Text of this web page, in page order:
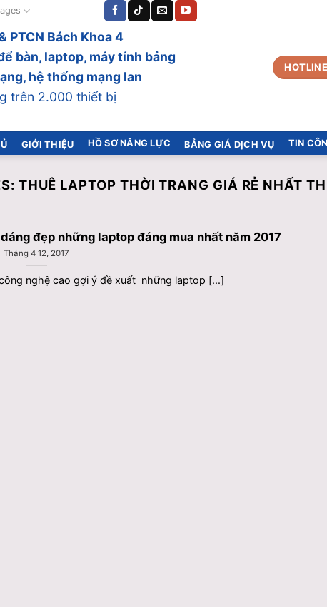
PTCN Bách Khoa 4
bàn, laptop, máy tính bảng
hệ thống mạng lan
trên 2.000 thiết bị
GIỚI THIỆU HỒ SƠ NĂNG LỰC BẢNG GIÁ DỊCH VỤ TIN
THUÊ LAPTOP THỜI TRANG GIÁ RẺ NHẤT
đẹp những laptop đáng mua nhất năm 2017
Tháng 4 12, 2017
nghệ cao gợi ý đề xuất những laptop [...]